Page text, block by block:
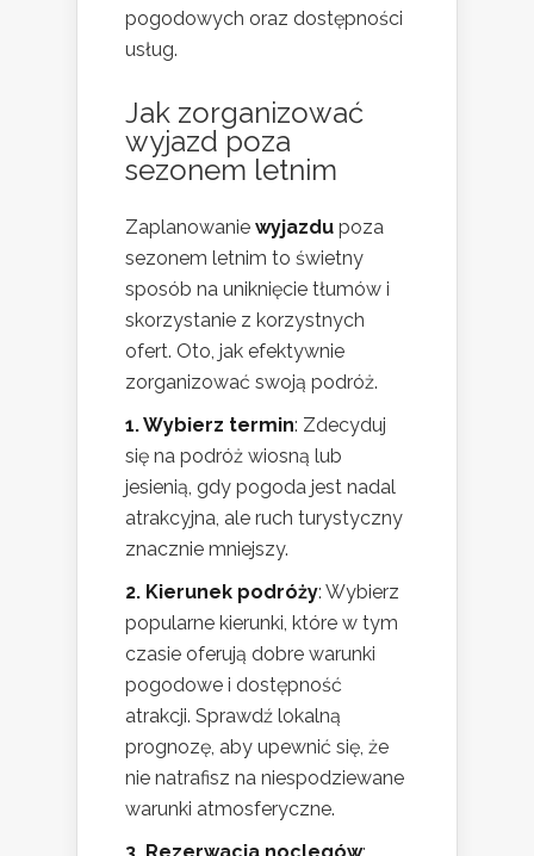
pogodowych oraz dostępności
usług.
Jak zorganizować
wyjazd poza
sezonem letnim
Zaplanowanie wyjazdu poza
sezonem letnim to świetny
sposób na uniknięcie tłumów i
skorzystanie z korzystnych
ofert. Oto, jak efektywnie
zorganizować swoją podróż.
1. Wybierz termin: Zdecyduj
się na podróż wiosną lub
jesienią, gdy pogoda jest nadal
atrakcyjna, ale ruch turystyczny
znacznie mniejszy.
2. Kierunek podróży: Wybierz
popularne kierunki, które w tym
czasie oferują dobre warunki
pogodowe i dostępność
atrakcji. Sprawdź lokalną
prognozę, aby upewnić się, że
nie natrafisz na niespodziewane
warunki atmosferyczne.
3. Rezerwacja noclegów: